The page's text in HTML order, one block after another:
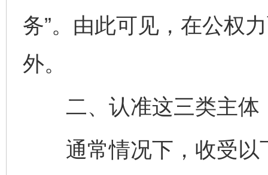
务”。由此可见，在公权
外。
二、认准这三类主体
通常情况下，收受以